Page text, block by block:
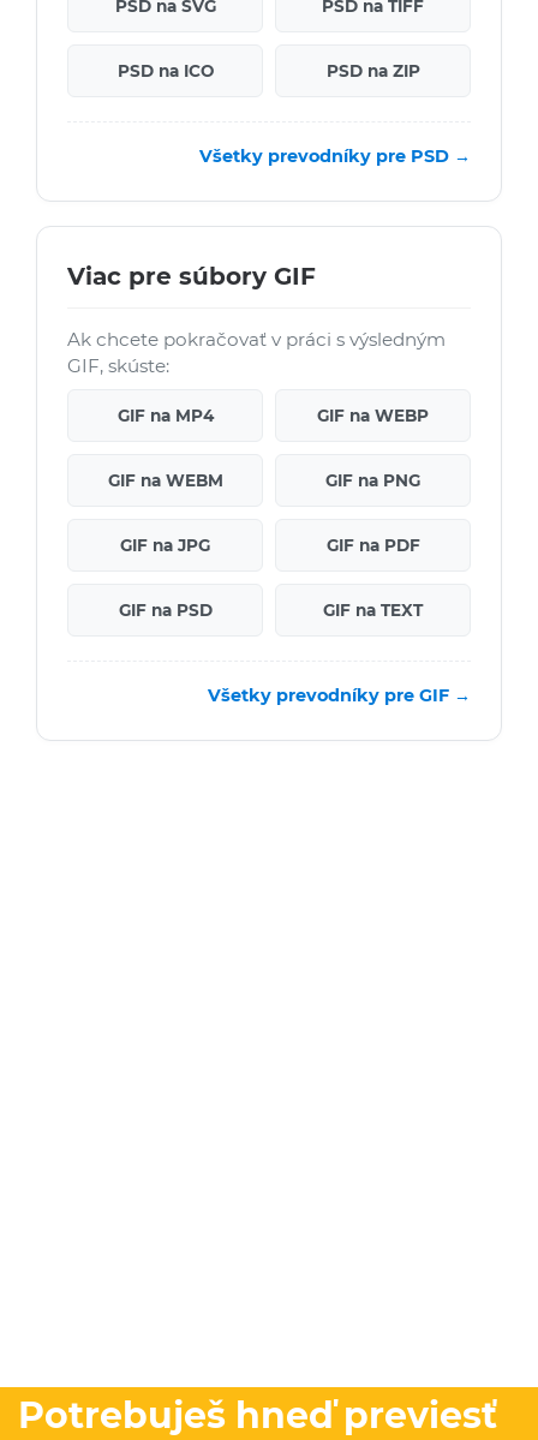
PSD na SVG PSD na TIFF
PSD na ICO PSD na ZIP
Všetky prevodníky pre PSD →
Viac pre súbory GIF
Ak chcete pokračovať v práci s výsledným
GIF, skúste:
GIF na MP4 GIF na WEBP
GIF na WEBM GIF na PNG
GIF na JPG GIF na PDF
GIF na PSD GIF na TEXT
Všetky prevodníky pre GIF →
Potrebuješ hneď previesť